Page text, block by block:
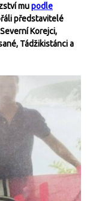
mupodle
představitelé
Korejci,
Tádžikistánci a